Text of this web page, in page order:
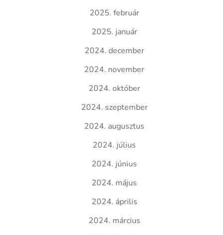
2025. február
2025. január
2024. december
2024. november
2024. október
2024. szeptember
2024. augusztus
2024. július
2024. június
2024. május
2024. április
2024. március